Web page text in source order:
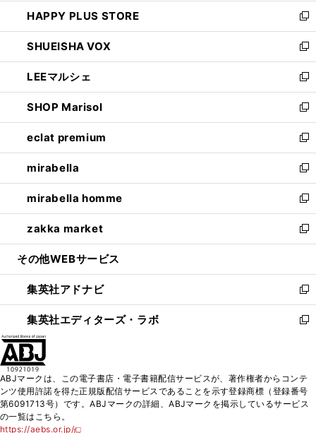
ド
ウ
で
開
く
ウ
ィ
ン
ド
ウ
で
開
く
し
い
ウ
ィ
ン
ド
ウ
で
開
く
HAPPY PLUS STORE
新
し
い
ウ
ィ
ン
ド
ウ
で
開
く
SHUEISHA VOX
新
し
い
ウ
ィ
ン
ド
ウ
で
開
く
LEEマルシェ
新
し
い
ウ
ィ
ン
ド
ウ
で
開
く
SHOP Marisol
新
し
い
ウ
ィ
ン
ド
ウ
で
開
eclat premium
新
し
い
ウ
ィ
ン
ド
ウ
開
く
mirabella
新
し
い
ウ
ィ
ン
ウ
で
開
く
mirabella homme
新
し
い
ウ
ン
ド
ウ
で
zakka market
新
し
ウ
ィ
ン
ド
く
その他WEBサービス
集英社アドナビ
新
し
い
ド
ウ
で
集英社エディターズ・ラボ
新
ィ
ン
ド
ABJマークは、この電子書店・電子書籍配信サービスが、著作権者からコンテ
ンツ使用許諾を得た正規版配信サービスであることを示す登録商標（登録番号
第6091713号）です。ABJマークの詳細、ABJマークを掲示しているサービス
の一覧はこちら。
https://aebs.or.jp/